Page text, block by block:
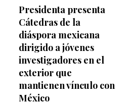
Presidenta presenta
Cátedras de la
diáspora mexicana
dirigido a jóvenes
investigadores en el
exterior que
mantienen vínculo con
México